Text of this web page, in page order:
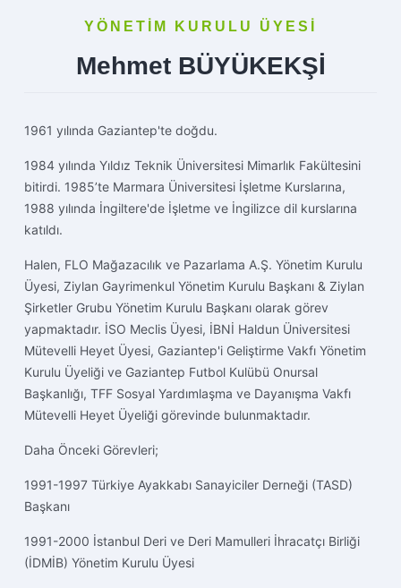
YÖNETİM KURULU ÜYESİ
Mehmet BÜYÜKEKŞİ
1961 yılında Gaziantep'te doğdu.
1984 yılında Yıldız Teknik Üniversitesi Mimarlık Fakültesini
bitirdi. 1985’te Marmara Üniversitesi İşletme Kurslarına,
1988 yılında İngiltere'de İşletme ve İngilizce dil kurslarına
katıldı.
Halen, FLO Mağazacılık ve Pazarlama A.Ş. Yönetim Kurulu
Üyesi, Ziylan Gayrimenkul Yönetim Kurulu Başkanı & Ziylan
Şirketler Grubu Yönetim Kurulu Başkanı olarak görev
yapmaktadır. İSO Meclis Üyesi, İBNİ Haldun Üniversitesi
Mütevelli Heyet Üyesi, Gaziantep'i Geliştirme Vakfı Yönetim
Kurulu Üyeliği ve Gaziantep Futbol Kulübü Onursal
Başkanlığı, TFF Sosyal Yardımlaşma ve Dayanışma Vakfı
Mütevelli Heyet Üyeliği görevinde bulunmaktadır.
Daha Önceki Görevleri;
1991-1997 Türkiye Ayakkabı Sanayiciler Derneği (TASD)
Başkanı
1991-2000 İstanbul Deri ve Deri Mamulleri İhracatçı Birliği
(İDMİB) Yönetim Kurulu Üyesi